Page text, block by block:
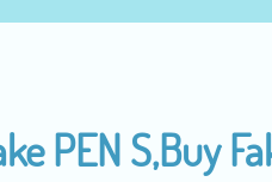
PEN S,Buy